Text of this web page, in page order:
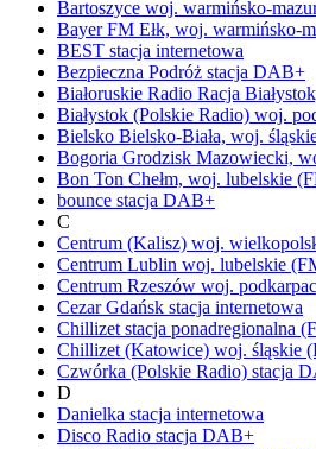
Bartoszyce woj. warmińsko-
Bayer FM Ełk, woj. warmińsko-
BEST stacja internetowa
Bezpieczna Podróż stacja DAB+
Białoruskie Radio Racja
Białystok (Polskie Radio) woj.
Bielsko Bielsko-Biała, woj.
Bogoria Grodzisk Mazowiecki,
Bon Ton Chełm, woj. lubelskie
bounce stacja DAB+
C
Centrum (Kalisz) woj.
Centrum Lublin woj. lubelskie
Centrum Rzeszów woj.
Cezar Gdańsk stacja internetowa
Chillizet stacja ponadregionalna
Chillizet (Katowice) woj. śląskie
Czwórka (Polskie Radio) stacja
D
Danielka stacja internetowa
Disco Radio stacja DAB+